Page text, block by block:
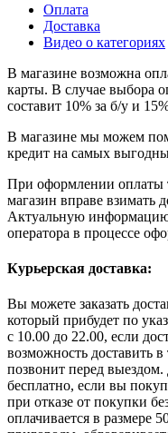
Оплата
Доставка
Видео о категориях
В магазине возможна
карты. В случае выбора
составит 10% за б/у и
В магазине мы можем
кредит на самых
При оформлении оплаты
магазин вправе взимать
Актуальную информацию
оператора в процессе
Курьерская доставка:
Вы можете заказать
который прибудет по
с 10.00 до 22.00, если
возможность доставить
позвонит перед выездом.
бесплатно, если вы
при отказе от покупки
оплачивается в размере